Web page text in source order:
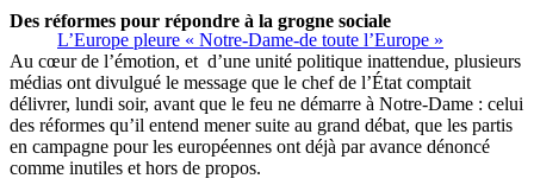
L’Europe pleure « Notre-Dame-de toute l’Europe »
Des réformes pour répondre à la grogne sociale
Au cœur de l’émotion, et d’une unité politique inattendue, plusieurs
médias ont divulgué le message que le chef de l’État comptait
délivrer, lundi soir, avant que le feu ne démarre à Notre-Dame : celui
des réformes qu’il entend mener suite au grand débat, que les partis
en campagne pour les européennes ont déjà par avance dénoncé
comme inutiles et hors de propos.